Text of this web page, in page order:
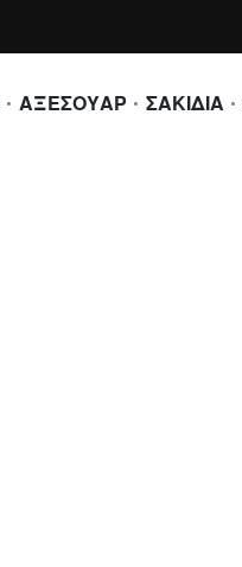
ΑΞΕΣΟΥΑΡ ΣΑΚΙΔΙΑ